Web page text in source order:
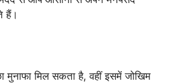
हैं।
मुनाफा मिल सकता है, वहीं इसमें जोखिम